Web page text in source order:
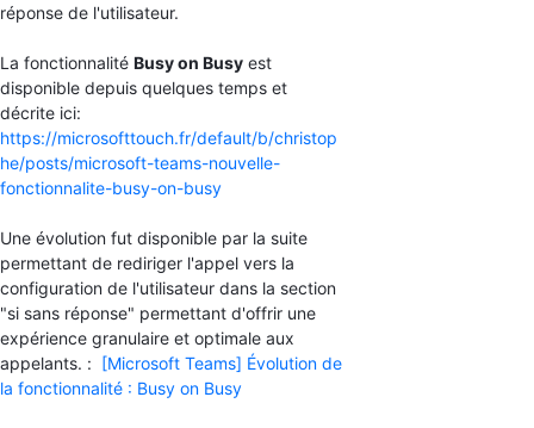
réponse de l'utilisateur.
La fonctionnalité Busy on Busy est
disponible depuis quelques temps et
décrite ici:
https://microsofttouch.fr/default/b/christop
he/posts/microsoft-teams-nouvelle-
fonctionnalite-busy-on-busy
Une évolution fut disponible par la suite
permettant de rediriger l'appel vers la
configuration de l'utilisateur dans la section
"si sans réponse" permettant d'offrir une
expérience granulaire et optimale aux
appelants. : [Microsoft Teams] Évolution de
la fonctionnalité : Busy on Busy